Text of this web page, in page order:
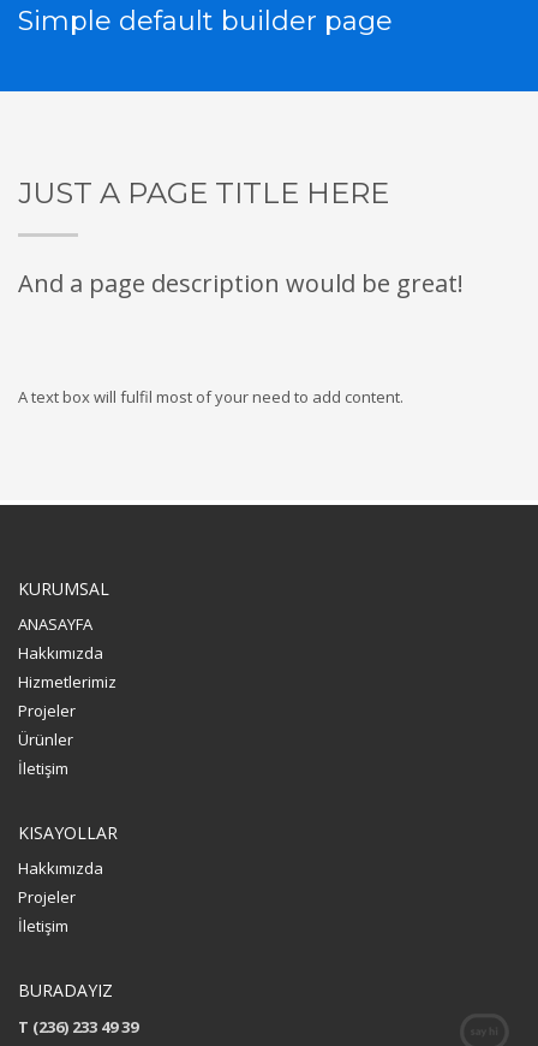
Simple default builder page
JUST A PAGE TITLE HERE
And a page description would be great!
A text box will fulfil most of your need to add content.
KURUMSAL
ANASAYFA
Hakkımızda
Hizmetlerimiz
Projeler
Ürünler
İletişim
KISAYOLLAR
Hakkımızda
Projeler
İletişim
BURADAYIZ
T (236) 233 49 39